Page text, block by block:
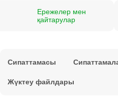
Ережелер мен
қайтарулар
Сипаттамасы
Жүктеу файлдары